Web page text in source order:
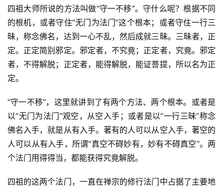
四祖大师所说的方法叫做“守一不移”。守什么呢？根据不同
的根机，或者守住“无门为法门”这个根本；或者守住一行三
昧，称念佛名，达到一心不乱，然后成就三昧。三昧者，正
定。正定简别邪定。邪定者，不究竟；正定者，究竟。邪定
者，不得解脱；正定者，能得解脱，能证菩提，所以名为正
定。
“守一不移”，这里就讲到了有两个方法、两个根本。或者是
以“无门为法门”观空，从空入手；或者是以“一行三昧”称念
佛名入手，就是从有入手。著有的人可以从空入手，著空的
人可以从有入手，所谓“真空不碍妙有，妙有不碍真空”。两
个法门用得得当，都能获得究竟解脱。
四祖的这两个法门，一直在禅宗的修行法门中占据了主要地